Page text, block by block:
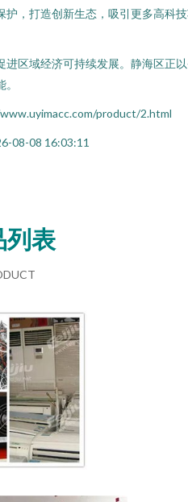
，打造创新生态，吸引更多高科
区域经济可持续发展。静海区正
product/2.html
08-08 16:03:11
列表